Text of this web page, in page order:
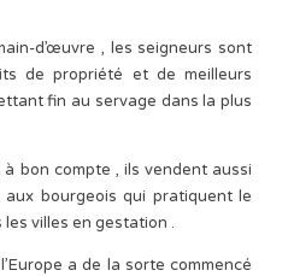
d’œuvre , les seigneurs sont
de propriété et de meilleurs
fin au servage dans la plus
bon compte , ils vendent aussi
aux bourgeois qui pratiquent le
villes en gestation .
a de la sorte commencé